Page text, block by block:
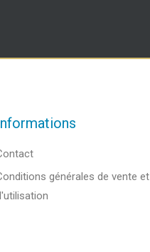
générales de vente et